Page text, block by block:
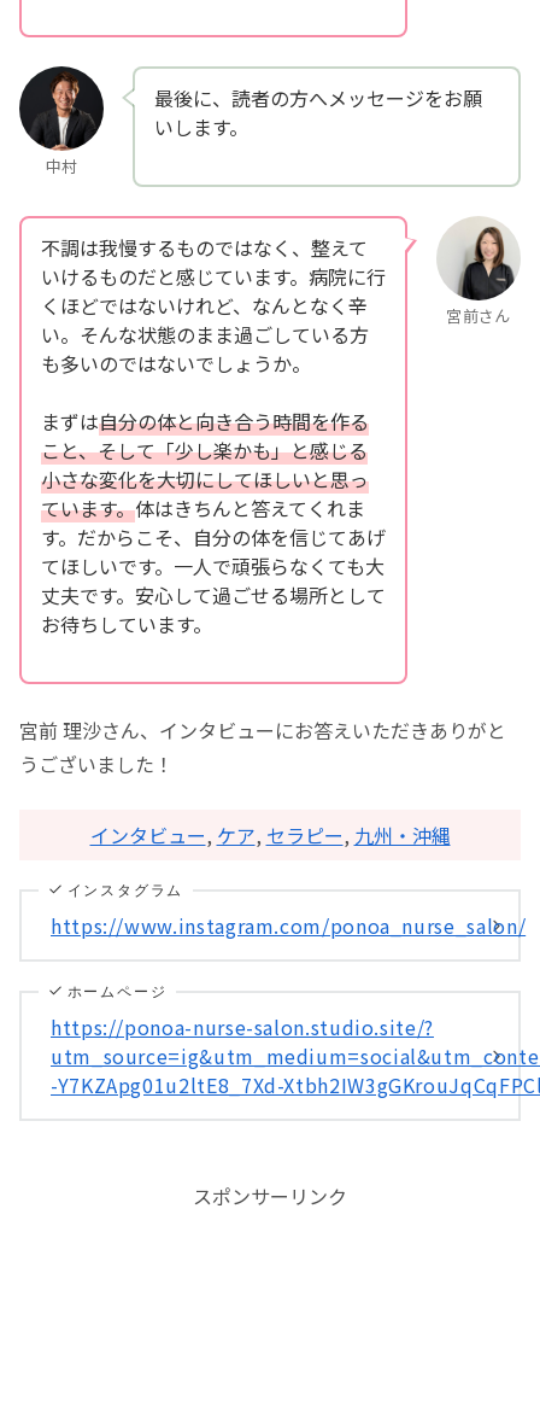
中村
最後に、読者の方へメッセージをお願
いします。
宮前さん
不調は我慢するものではなく、整えて
いけるものだと感じています。病院に行
くほどではないけれど、なんとなく辛
い。そんな状態のまま過ごしている方
も多いのではないでしょうか。
まずは自分の体と向き合う時間を作る
こと、そして「少し楽かも」と感じる
小さな変化を大切にしてほしいと思っ
ています。体はきちんと答えてくれま
す。だからこそ、自分の体を信じてあげ
てほしいです。一人で頑張らなくても大
丈夫です。安心して過ごせる場所として
お待ちしています。
宮前 理沙さん、インタビューにお答えいただきありがと
うございました！
インタビュー, ケア, セラピー, 九州・沖縄
インスタグラム
https://www.instagram.com/ponoa_nurse_salon/
ホームページ
https://ponoa-nurse-salon.studio.site/?
-Y7KZApg01u2ltE8_7Xd-
スポンサーリンク